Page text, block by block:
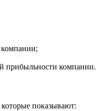
компании;
прибыльности компании.
показывают: